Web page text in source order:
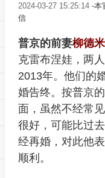
2024-03-27 15:25:14 -本
信
普京的前妻柳德
克雷布涅娃，两
2013年。他们的
婚告终。按普京
面，虽然不经常
很好，可能比过
经再婚，对此他
顺利。